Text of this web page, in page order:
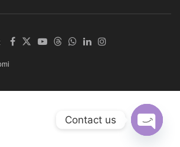
Contact us